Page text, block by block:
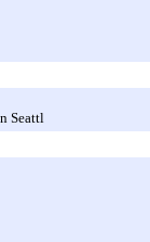
Seattl